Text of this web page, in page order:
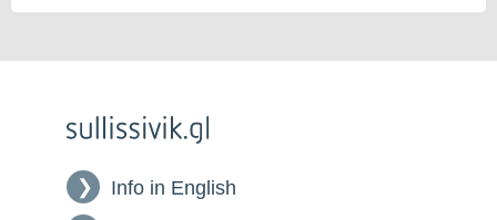
Info in English